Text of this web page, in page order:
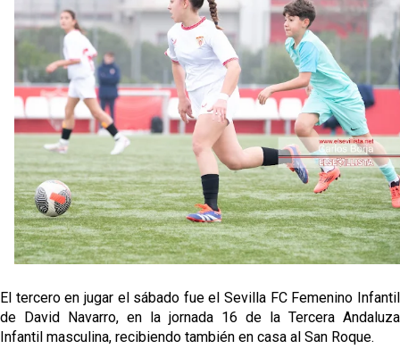
El tercero en jugar el sábado fue el Sevilla FC Femenino Infantil
de David Navarro, en la jornada 16 de la Tercera Andaluza
Infantil masculina, recibiendo también en casa al San Roque.